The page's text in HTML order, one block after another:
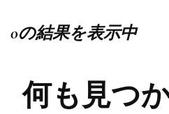
0の結果を表示中
何も見つ